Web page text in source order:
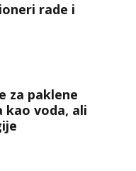
rade i
za paklene
kao voda, ali